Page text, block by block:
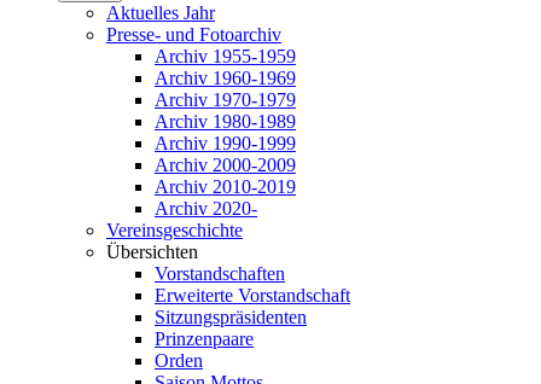
Aktuelles Jahr
Presse- und Fotoarchiv
Archiv 1955-1959
Archiv 1960-1969
Archiv 1970-1979
Archiv 1980-1989
Archiv 1990-1999
Archiv 2000-2009
Archiv 2010-2019
Archiv 2020-
Vereinsgeschichte
Übersichten
Vorstandschaften
Erweiterte Vorstandschaft
Sitzungspräsidenten
Prinzenpaare
Orden